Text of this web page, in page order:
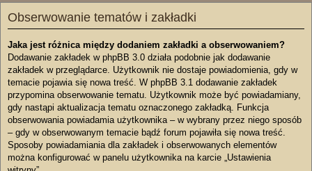
Obserwowanie tematów i zakładki
Jaka jest różnica między dodaniem zakładki a obserwowaniem?
Dodawanie zakładek w phpBB 3.0 działa podobnie jak dodawanie
zakładek w przeglądarce. Użytkownik nie dostaje powiadomienia, gdy w
temacie pojawia się nowa treść. W phpBB 3.1 dodawanie zakładek
przypomina obserwowanie tematu. Użytkownik może być powiadamiany,
gdy nastąpi aktualizacja tematu oznaczonego zakładką. Funkcja
obserwowania powiadamia użytkownika – w wybrany przez niego sposób
– gdy w obserwowanym temacie bądź forum pojawiła się nowa treść.
Sposoby powiadamiania dla zakładek i obserwowanych elementów
można konfigurować w panelu użytkownika na karcie „Ustawienia